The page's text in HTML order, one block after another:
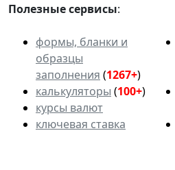
Полезные сервисы:
формы, бланки и
образцы
заполнения (1267+)
калькуляторы (100+)
курсы валют
ключевая ставка